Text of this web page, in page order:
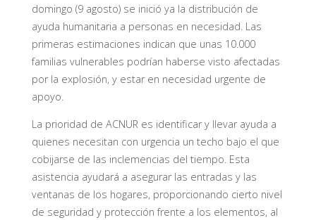
domingo (9 agosto) se inició ya la distribución de
ayuda humanitaria a personas en necesidad. Las
primeras estimaciones indican que unas 10.000
familias vulnerables podrían haberse visto afectadas
por la explosión, y estar en necesidad urgente de
apoyo.
La prioridad de ACNUR es identificar y llevar ayuda a
quienes necesitan con urgencia un techo bajo el que
cobijarse de las inclemencias del tiempo. Esta
asistencia ayudará a asegurar las entradas y las
ventanas de los hogares, proporcionando cierto nivel
de seguridad y protección frente a los elementos, al